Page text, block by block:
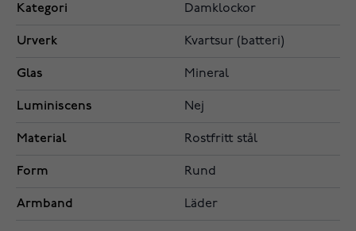
Kategori Damklockor
Urverk Kvartsur (batteri)
Glas Mineral
Luminiscens Nej
Material Rostfritt stål
Form Rund
Armband Läder